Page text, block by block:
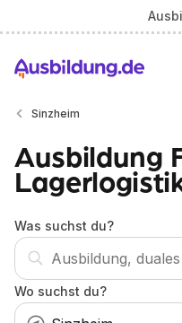
Sinzheim
Ausbildung
Was suchst du?
Wo suchst du?